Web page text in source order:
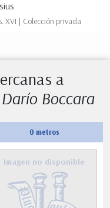
XVI | Colección privada
a
Boccara
0 metros
Imagen no disponible